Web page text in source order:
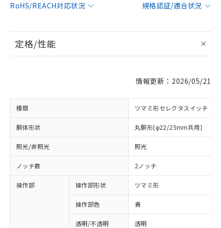
RoHS/REACH対応状況
規格認証/適合状況
定格/性能
情報更新：2026/05/21
種類 ツマミ形セレクタスイッチ
胴体形状 丸胴形(φ22/25mm共用)
照光/非照光 照光
ノッチ数 2ノッチ
操作部 操作部形状 ツマミ形
操作部色 青
透明/不透明 透明